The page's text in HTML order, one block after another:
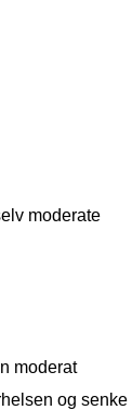
moderate
moderat
og senke